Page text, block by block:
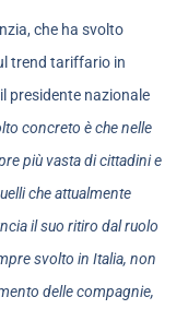
che ha svolto
trend tariffario in
presidente nazionale
concreto è che nelle
più vasta di cittadini e
che attualmente
il suo ritiro dal ruolo
svolto in Italia, non
delle compagnie,